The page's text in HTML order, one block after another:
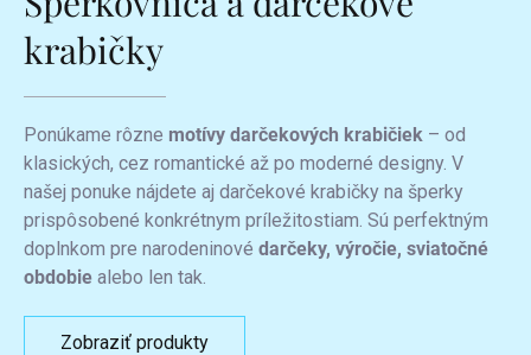
krabičky
Ponúkame rôzne motívy darčekových krabičiek – od
klasických, cez romantické až po moderné designy. V
našej ponuke nájdete aj darčekové krabičky na šperky
prispôsobené konkrétnym príležitostiam. Sú perfektným
doplnkom pre narodeninové darčeky, výročie, sviatočné
obdobie alebo len tak.
Zobraziť produkty